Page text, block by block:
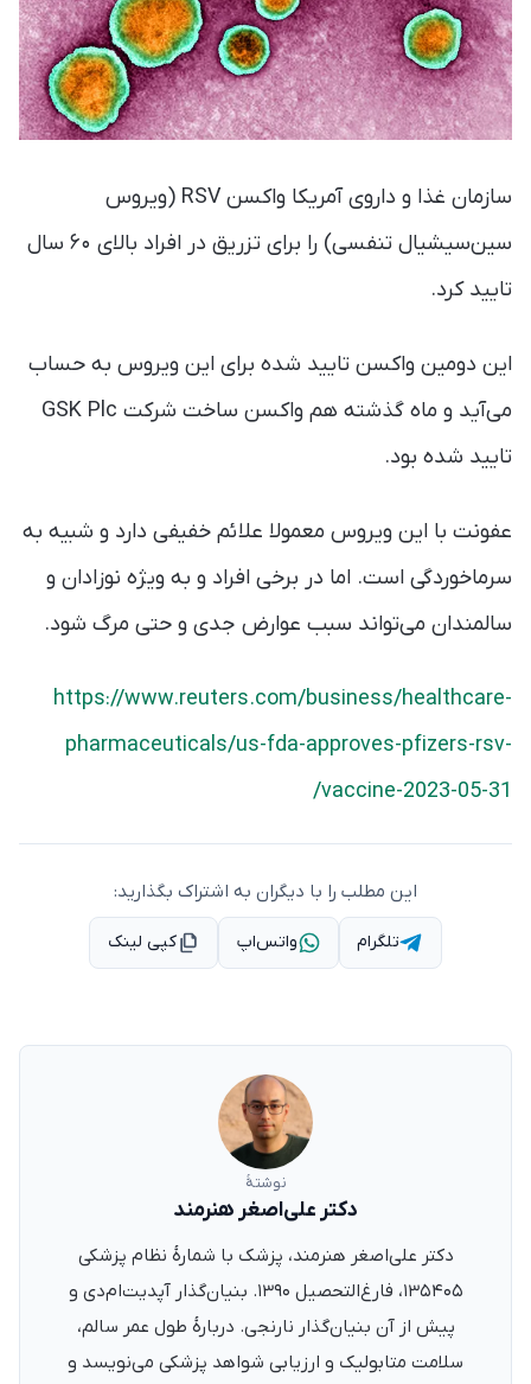
سازمان غذا و داروی آمریکا واکسن RSV (ویروس
سین‌سیشیال تنفسی) را برای تزریق در افراد بالای ۶۰ سال
تایید کرد.
این دومین واکسن تایید شده برای این ویروس به حساب
می‌آید و ماه گذشته هم واکسن ساخت شرکت GSK Plc
تایید شده بود.
عفونت با این ویروس معمولا علائم خفیفی دارد و شبیه به
سرماخوردگی است. اما در برخی افراد و به ویژه نوزادان و
سالمندان می‌تواند سبب عوارض جدی و حتی مرگ شود.
https://www.reuters.com/business/healthcare-
pharmaceuticals/us-fda-approves-pfizers-rsv-
vaccine-2023-05-31/
این مطلب را با دیگران به اشتراک بگذارید:
تلگرام واتس‌اپ کپی لینک
نوشتهٔ
دکتر علی‌اصغر هنرمند
دکتر علی‌اصغر هنرمند، پزشک با شمارهٔ نظام پزشکی
۱۳۵۴۰۵، فارغ‌التحصیل ۱۳۹۰. بنیان‌گذار آپدیت‌ام‌دی و
پیش از آن بنیان‌گذار نارنجی. دربارهٔ طول عمر سالم،
سلامت متابولیک و ارزیابی شواهد پزشکی می‌نویسد و